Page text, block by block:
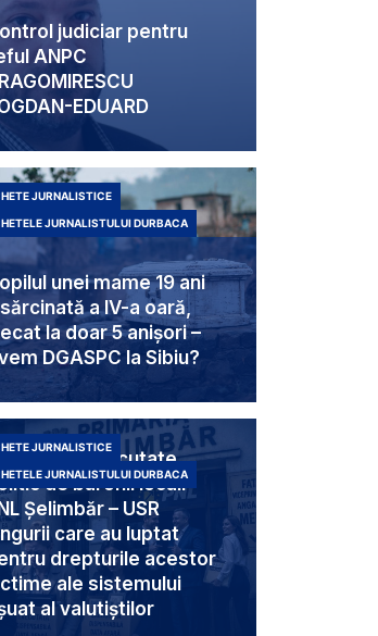
judiciar pentru
ANPC
EDUARD
unei mame 19 ani
a IV-a oară,
la doar 5 anișori –
DGASPC la Sibiu?
JURNALISTICE
JURNALISTULUI DURBACA
femei executate
de baronii locali
Șelimbăr – USR
care au luptat
drepturile acestor
ale sistemului
al valutiștilor
JURNALISTICE
JURNALISTULUI DURBACA